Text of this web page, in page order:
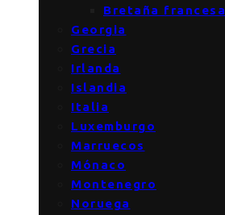
Bretaña francesa
Georgia
Grecia
Irlanda
Islandia
Italia
Luxemburgo
Marruecos
Mónaco
Montenegro
Noruega